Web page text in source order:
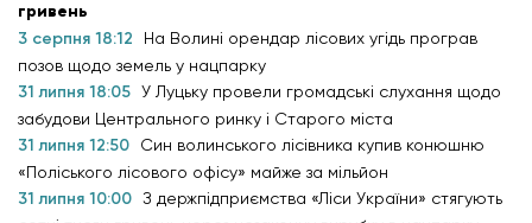
гривень
3 серпня 18:12
На Волині орендар лісових угідь програв
позов щодо земель у нацпарку
31 липня 18:05 У Луцьку провели громадські слухання щодо
забудови Центрального ринку і Старого міста
31 липня 12:50
Син волинського лісівника купив конюшню
«Поліського лісового офісу» майже за мільйон
31 липня 10:00 З держпідприємства «Ліси України» стягують